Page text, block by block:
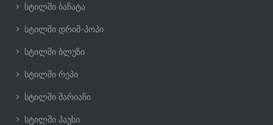
სტილში ბაჩატა
სტილში დრიმ-პოპი
სტილში ბლუზი
სტილში რეპი
სტილში მარიაჩი
სტილში ჰაუსი